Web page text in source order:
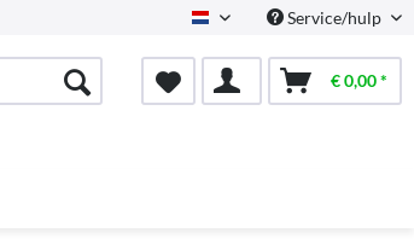
Dutch Service/hulp
€ 0,00 *